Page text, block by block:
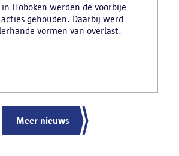
Hoboken werden de voorbije
gehouden. Daarbij werd
vormen van overlast.
Meer nieuws